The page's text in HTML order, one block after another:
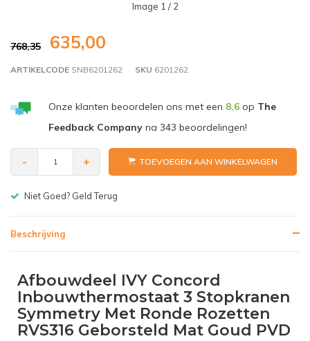
Image 1 / 2
768,35 635,00
ARTIKELCODE SNB6201262 SKU 6201262
Onze klanten beoordelen ons met een 8,6op The
Feedback Companyna 343 beoordelingen!
- + TOEVOEGEN AAN WINKELWAGEN
Gratis bezorgen v.a. € 150,-(NL)
Beschrijving
Afbouwdeel IVY Concord
Inbouwthermostaat 3 Stopkranen
Symmetry Met Ronde Rozetten
RVS316 Geborsteld Mat Goud PVD